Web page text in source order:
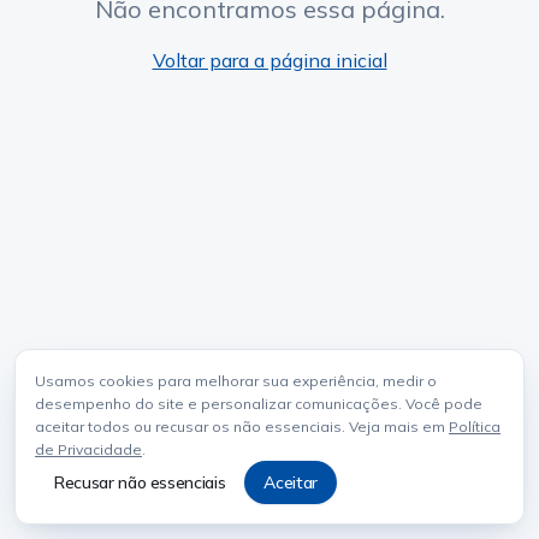
Usamos cookies para melhorar sua experiência, medir o
desempenho do site e personalizar comunicações. Você pode
aceitar todos ou recusar os não essenciais. Veja mais em Política
de Privacidade.
Recusar não essenciais Aceitar
Não encontramos essa página.
Voltar para a página inicial